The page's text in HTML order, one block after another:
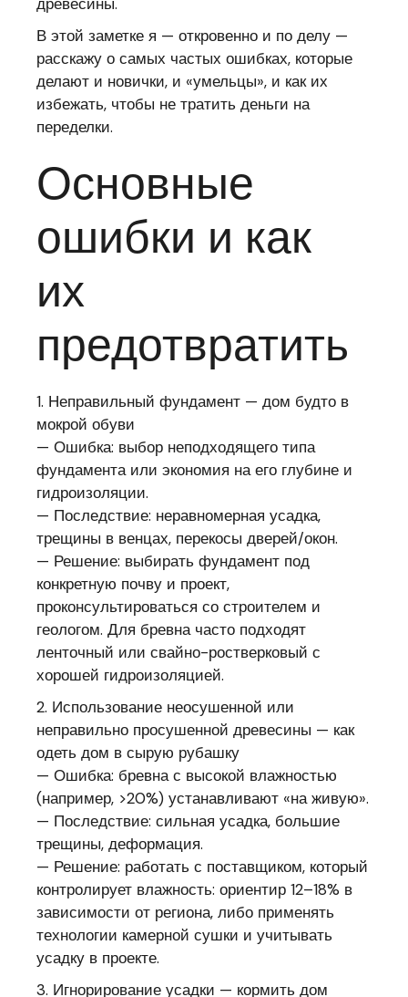
В этой заметке я — откровенно и по делу —
расскажу о самых частых ошибках, которые
делают и новички, и «умельцы», и как их
избежать, чтобы не тратить деньги на
переделки.
Основные
ошибки и как
их
предотвратить
1. Неправильный фундамент — дом будто в
мокрой обуви
— Ошибка: выбор неподходящего типа
фундамента или экономия на его глубине и
гидроизоляции.
— Последствие: неравномерная усадка,
трещины в венцах, перекосы дверей/окон.
— Решение: выбирать фундамент под
конкретную почву и проект,
проконсультироваться со строителем и
геологом. Для бревна часто подходят
ленточный или свайно-ростверковый с
хорошей гидроизоляцией.
2. Использование неосушенной или
неправильно просушенной древесины — как
одеть дом в сырую рубашку
— Ошибка: бревна с высокой влажностью
(например, >20%) устанавливают «на живую».
— Последствие: сильная усадка, большие
трещины, деформация.
— Решение: работать с поставщиком, который
контролирует влажность: ориентир 12–18% в
зависимости от региона, либо применять
технологии камерной сушки и учитывать
усадку в проекте.
3. Игнорирование усадки — кормить дом